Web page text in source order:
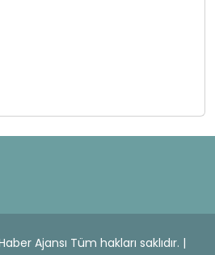
Ajansı Tüm hakları saklıdır. |